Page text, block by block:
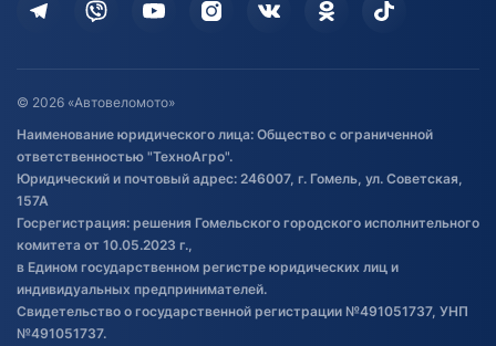
Дополнительные услуги
Оставить отзыв
Договор публичной оферты
Обработка файлов cookie
Постановка транспорта на учет
Обновления в ЭПТС 2024
© 2026 «Автовеломото»
Наименование юридического лица: Общество с ограниченной
ответственностью "ТехноАгро".
Юридический и почтовый адрес: 246007, г. Гомель, ул. Советская,
157А
Госрегистрация: решения Гомельского городского исполнительного
комитета от 10.05.2023 г.,
в Едином государственном регистре юридических лиц и
индивидуальных предпринимателей.
Свидетельство о государственной регистрации №491051737, УНП
№491051737.